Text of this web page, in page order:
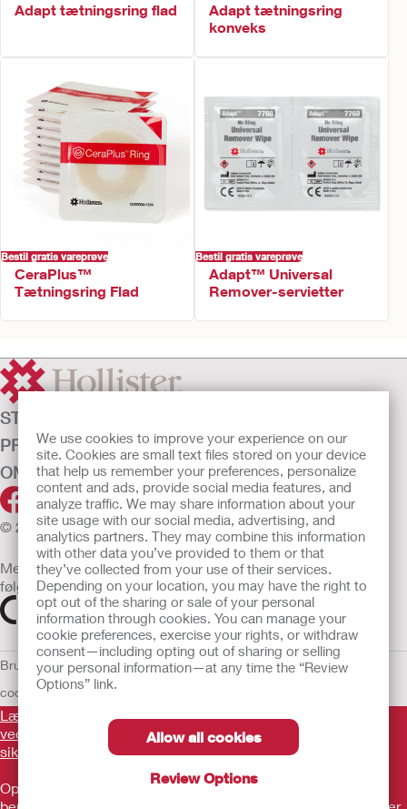
We use cookies to improve your experience on our
site. Cookies are small text files stored on your device
that help us remember your preferences, personalize
content and ads, provide social media features, and
analyze traffic. We may share information about your
site usage with our social media, advertising, and
analytics partners. They may combine this information
with other data you’ve provided to them or that
they’ve collected from your use of their services.
Depending on your location, you may have the right to
opt out of the sharing or sale of your personal
information through cookies. You can manage your
cookie preferences, exercise your rights, or withdraw
consent—including opting out of sharing or selling
your personal information—at any time the “Review
Options” link.
Allow all cookies
Review Options
Adapt tætningsring flad
Adapt tætningsring
konveks
Bestil gratis vareprøve
CeraPlus™
Tætningsring Flad
Bestil gratis vareprøve
Adapt™ Universal
Remover-servietter
STOMIPLEJE
PRODUKTER
OM OS
© 2026 Hollister Incorporated
Medicinsk udstyr, der sælges i EU, er mærket med et af
følgende symboler
Brugsvilkår Politik om beskyttelse af personlige oplysningerBrug af
cookiesEU Whistleblower Notice
Læs venligst brugsvejledningen inden brug for information
vedrørende brug, kontraindikationer, advarsler,
sikkerhedsforanstaltninger og instruktioner.
Oplysningerne heri udgør ikke lægehjælp, og de er ikke